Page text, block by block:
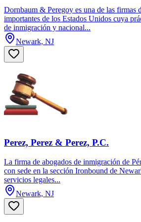
Dornbaum & Peregoy es una de las firmas
importantes de los Estados Unidos cuya
de inmigración y nacional...
Newark, NJ
Perez, Perez & Perez, P.C.
La firma de abogados de inmigración de
con sede en la sección Ironbound de
servicios legales...
Newark, NJ